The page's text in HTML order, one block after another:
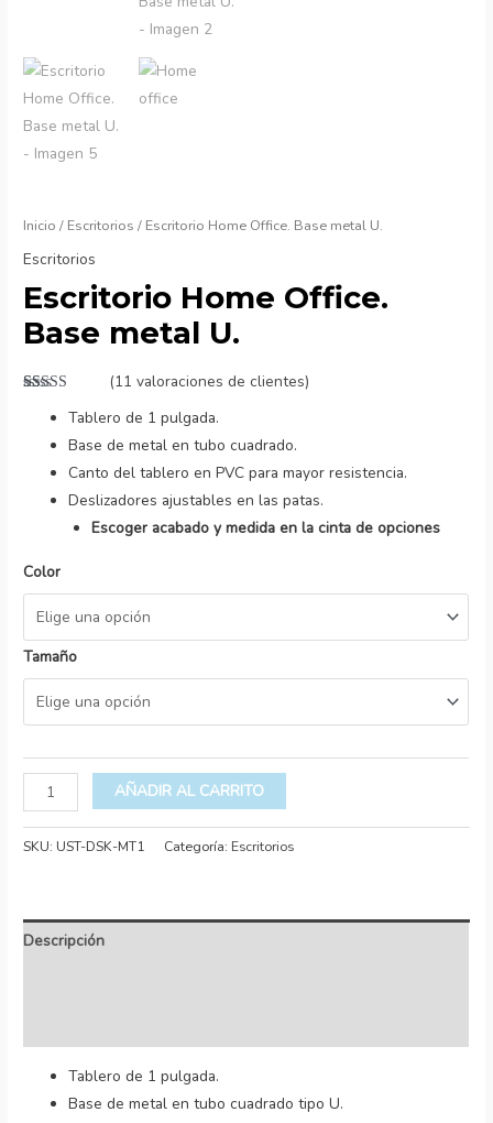
Inicio / Escritorios / Escritorio Home Office. Base metal U.
Escritorios
Escritorio Home Office.
Base metal U.
4.91de
valoraciones
(11 valoraciones de clientes)
Tablero de 1 pulgada.
Base de metal en tubo cuadrado.
Canto del tablero en PVC para mayor resistencia.
Deslizadores ajustables en las patas.
Escoger acabado y medida en la cinta de opciones
Color
Tamaño
AÑADIR AL CARRITO
SKU: UST-DSK-MT1 Categoría: Escritorios
Descripción
Tablero de 1 pulgada.
Base de metal en tubo cuadrado tipo U.